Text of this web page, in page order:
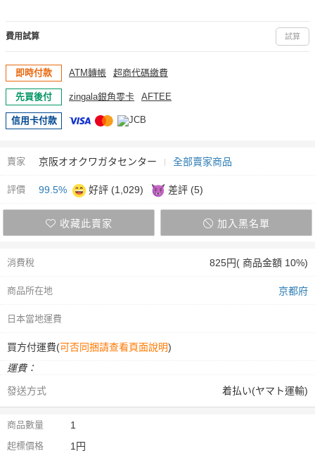
費用試算 試算
即時付款 ATM轉帳 超商代碼繳費
先買後付 zingala銀角零卡 AFTEE
信用卡付款
賣家 京阪オオクワガタセンター 全部賣家商品
評價 99.5% 好評 (1,029) 差評 (5)
收藏此賣家 加入黑名單
消費稅 825円( 商品金額 10%)
商品所在地 京都府
日本當地運費
買方付運費(可否同捆請查看頁面說明)
運費：
發送方式
着払い(ヤマト運輸)
商品數量 1
起標價格 1円